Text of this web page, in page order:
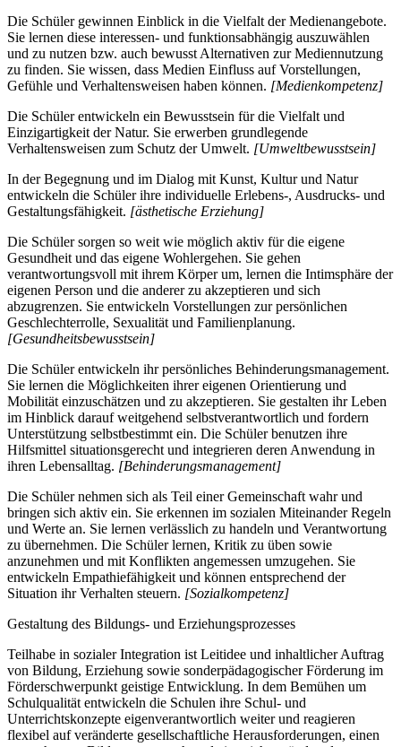
Die Schüler gewinnen Einblick in die Vielfalt der Medienangebote.
Sie lernen diese interessen- und funktionsabhängig auszuwählen
und zu nutzen bzw. auch bewusst Alternativen zur Mediennutzung
zu finden. Sie wissen, dass Medien Einfluss auf Vorstellungen,
Gefühle und Verhaltensweisen haben können. [Medienkompetenz]
Die Schüler entwickeln ein Bewusstsein für die Vielfalt und
Einzigartigkeit der Natur. Sie erwerben grundlegende
Verhaltensweisen zum Schutz der Umwelt. [Umweltbewusstsein]
In der Begegnung und im Dialog mit Kunst, Kultur und Natur
entwickeln die Schüler ihre individuelle Erlebens-, Ausdrucks- und
Gestaltungsfähigkeit. [ästhetische Erziehung]
Die Schüler sorgen so weit wie möglich aktiv für die eigene
Gesundheit und das eigene Wohlergehen. Sie gehen
verantwortungsvoll mit ihrem Körper um, lernen die Intimsphäre der
eigenen Person und die anderer zu akzeptieren und sich
abzugrenzen. Sie entwickeln Vorstellungen zur persönlichen
Geschlechterrolle, Sexualität und Familienplanung.
[Gesundheitsbewusstsein]
Die Schüler entwickeln ihr persönliches Behinderungsmanagement.
Sie lernen die Möglichkeiten ihrer eigenen Orientierung und
Mobilität einzuschätzen und zu akzeptieren. Sie gestalten ihr Leben
im Hinblick darauf weitgehend selbstverantwortlich und fordern
Unterstützung selbstbestimmt ein. Die Schüler benutzen ihre
Hilfsmittel situationsgerecht und integrieren deren Anwendung in
ihren Lebensalltag. [Behinderungsmanagement]
Die Schüler nehmen sich als Teil einer Gemeinschaft wahr und
bringen sich aktiv ein. Sie erkennen im sozialen Miteinander Regeln
und Werte an. Sie lernen verlässlich zu handeln und Verantwortung
zu übernehmen. Die Schüler lernen, Kritik zu üben sowie
anzunehmen und mit Konflikten angemessen umzugehen. Sie
entwickeln Empathiefähigkeit und können entsprechend der
Situation ihr Verhalten steuern. [Sozialkompetenz]
Gestaltung des Bildungs- und Erziehungsprozesses
Teilhabe in sozialer Integration ist Leitidee und inhaltlicher Auftrag
von Bildung, Erziehung sowie sonderpädagogischer Förderung im
Förderschwerpunkt geistige Entwicklung. In dem Bemühen um
Schulqualität entwickeln die Schulen ihre Schul- und
Unterrichtskonzepte eigenverantwortlich weiter und reagieren
flexibel auf veränderte gesellschaftliche Herausforderungen, einen